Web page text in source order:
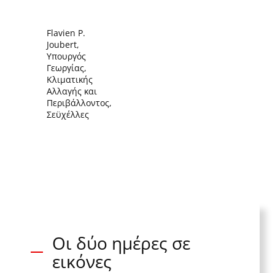
Flavien P.
Joubert,
Υπουργός
Γεωργίας,
Κλιματικής
Αλλαγής και
Περιβάλλοντος,
Σεϋχέλλες
Οι δύο ημέρες σε
εικόνες